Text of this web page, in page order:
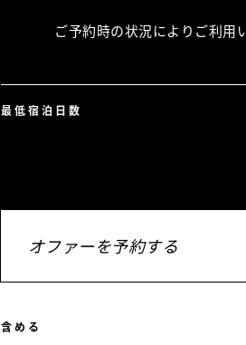
ご予約時の状況によりご利用
最低宿泊日数
オファーを予約する
含める